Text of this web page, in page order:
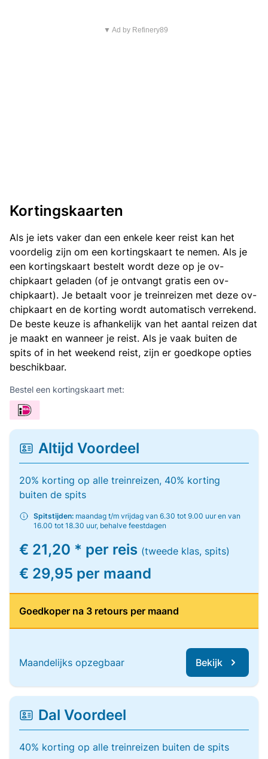
▼ Ad by Refinery89
Kortingskaarten
Als je iets vaker dan een enkele keer reist kan het
voordelig zijn om een kortingskaart te nemen. Als je
een kortingskaart bestelt wordt deze op je ov-
chipkaart geladen (of je ontvangt gratis een ov-
chipkaart). Je betaalt voor je treinreizen met deze ov-
chipkaart en de korting wordt automatisch verrekend.
De beste keuze is afhankelijk van het aantal reizen dat
je maakt en wanneer je reist. Als je vaak buiten de
spits of in het weekend reist, zijn er goedkope opties
beschikbaar.
Bestel een kortingskaart met:
Altijd Voordeel
20% korting op alle treinreizen, 40% korting
buiten de spits
Spitstijden: maandag t/m vrijdag van 6.30 tot 9.00 uur en van
16.00 tot 18.30 uur, behalve feestdagen
€ 21,20 * per reis (tweede klas, spits)
€ 29,95 per maand
Goedkoper na 3 retours per maand
Maandelijks opzegbaar Bekijk
Dal Voordeel
40% korting op alle treinreizen buiten de spits